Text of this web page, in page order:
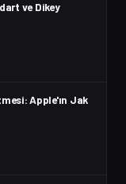
ve Dikey
Apple'ın Jak